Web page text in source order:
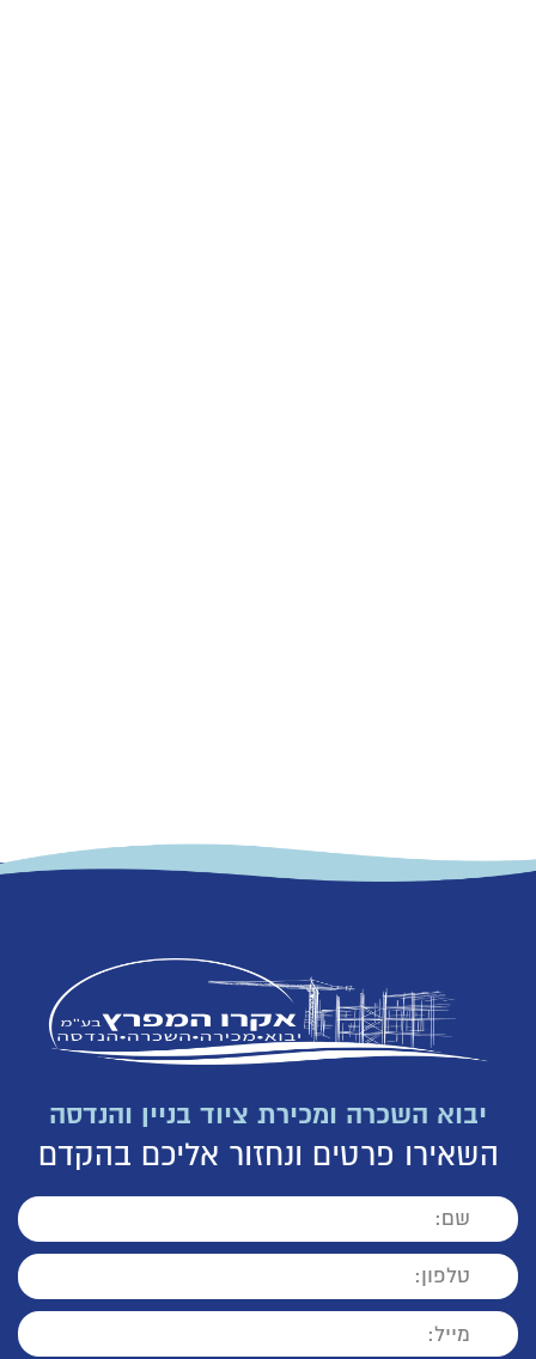
יבוא השכרה ומכירת ציוד בניין והנדסה
השאירו פרטים ונחזור אליכם בהקדם